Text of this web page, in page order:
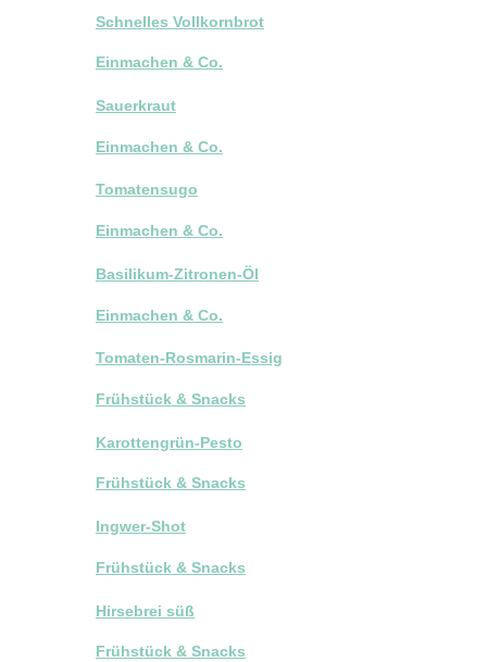
Schnelles Vollkornbrot
Einmachen & Co.
Sauerkraut
Einmachen & Co.
Tomatensugo
Einmachen & Co.
Basilikum-Zitronen-Öl
Einmachen & Co.
Tomaten-Rosmarin-Essig
Frühstück & Snacks
Karottengrün-Pesto
Frühstück & Snacks
Ingwer-Shot
Frühstück & Snacks
Hirsebrei süß
Frühstück & Snacks